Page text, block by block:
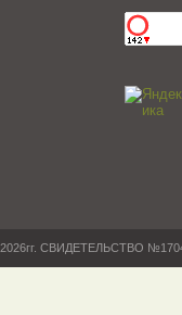
2026гг. СВИДЕТЕЛЬСТВО